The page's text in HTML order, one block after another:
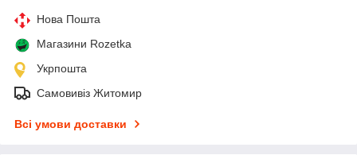
Нова Пошта
Магазини Rozetka
Укрпошта
Самовивіз Житомир
Всі умови доставки